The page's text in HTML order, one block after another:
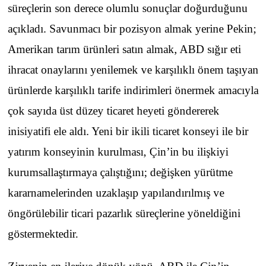
süreçlerin son derece olumlu sonuçlar doğurduğunu
açıkladı. Savunmacı bir pozisyon almak yerine Pekin;
Amerikan tarım ürünleri satın almak, ABD sığır eti
ihracat onaylarını yenilemek ve karşılıklı önem taşıyan
ürünlerde karşılıklı tarife indirimleri önermek amacıyla
çok sayıda üst düzey ticaret heyeti göndererek
inisiyatifi ele aldı. Yeni bir ikili ticaret konseyi ile bir
yatırım konseyinin kurulması, Çin’in bu ilişkiyi
kurumsallaştırmaya çalıştığını; değişken yürütme
kararnamelerinden uzaklaşıp yapılandırılmış ve
öngörülebilir ticari pazarlık süreçlerine yöneldiğini
göstermektedir.